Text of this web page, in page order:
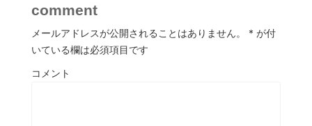
comment
メールアドレスが公開されることはありません。 * が付
いている欄は必須項目です
コメント